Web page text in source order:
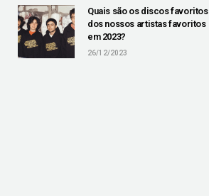
Quais são os discos favoritos
dos nossos artistas favoritos
em 2023?
26/12/2023